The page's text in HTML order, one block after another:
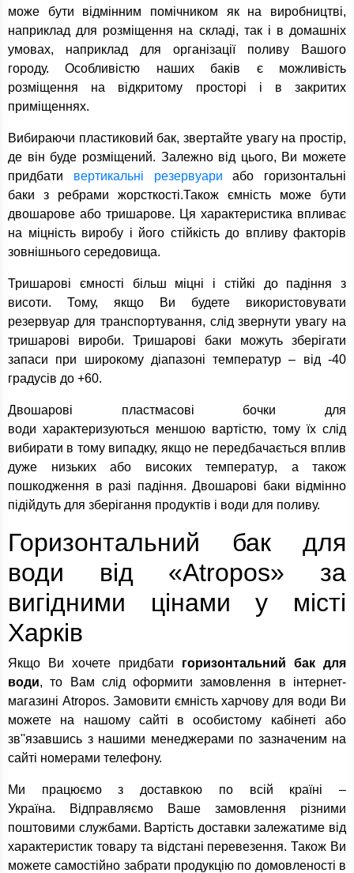
може бути відмінним помічником як на виробництві,
наприклад для розміщення на складі, так і в домашніх
умовах, наприклад для організації поливу Вашого
городу. Особливістю наших баків є можливість
розміщення на відкритому просторі і в закритих
приміщеннях.
Вибираючи пластиковий бак, звертайте увагу на простір,
де він буде розміщений. Залежно від цього, Ви можете
придбати вертикальні резервуари або горизонтальні
баки з ребрами жорсткості.Також ємність може бути
двошарове або тришарове. Ця характеристика впливає
на міцність виробу і його стійкість до впливу факторів
зовнішнього середовища.
Тришарові ємності більш міцні і стійкі до падіння з
висоти. Тому, якщо Ви будете використовувати
резервуар для транспортування, слід звернути увагу на
тришарові вироби. Тришарові баки можуть зберігати
запаси при широкому діапазоні температур – від -40
градусів до +60.
Двошарові пластмасові бочки для
води характеризуються меншою вартістю, тому їх слід
вибирати в тому випадку, якщо не передбачається вплив
дуже низьких або високих температур, а також
пошкодження в разі падіння. Двошарові баки відмінно
підійдуть для зберігання продуктів і води для поливу.
Горизонтальний бак для
води від «Atropos» за
вигідними цінами у місті
Харків
Якщо Ви хочете придбати горизонтальний бак для
води, то Вам слід оформити замовлення в інтернет-
магазині Atropos. Замовити ємність харчову для води Ви
можете на нашому сайті в особистому кабінеті або
зв''язавшись з нашими менеджерами по зазначеним на
сайті номерами телефону.
Ми працюємо з доставкою по всій країні –
Україна. Відправляємо Ваше замовлення різними
поштовими службами. Вартість доставки залежатиме від
характеристик товару та відстані перевезення. Також Ви
можете самостійно забрати продукцію по домовленості в